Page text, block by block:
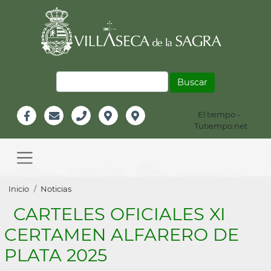
Información
Header
El tiempo -
Tutiempo.net
navigation
Sobrescribir
enlaces
de
ayuda
Inicio Noticias
CARTELES OFICIALES XI
CERTAMEN ALFARERO DE
PLATA 2025